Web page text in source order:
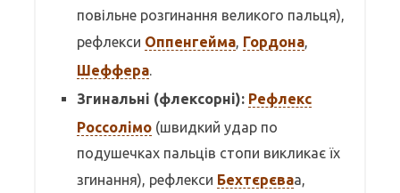
повільне розгинання великого пальця),
рефлекси Оппенгейма, Гордона,
Шеффера.
Згинальні (флексорні): Рефлекс
Россолімо (швидкий удар по
подушечках пальців стопи викликає їх
згинання), рефлекси Бехтєрєваа,